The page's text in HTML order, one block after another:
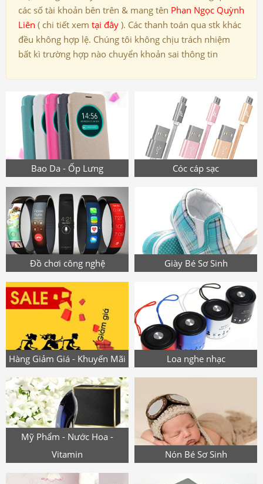
các số tài khoản bên trên & mang tên Phan Ngọc Quỳnh
Liên ( chi tiết xem tại đây ). Các thanh toán qua stk khác
đều không hợp lệ. Chúng tôi không chịu trách nhiệm
bất kì trường hợp nào chuyển khoản sai thông tin
Bao Da - Ốp Lưng Cóc cáp sạc
Đồ chơi công nghệ Giày Bé Sơ Sinh
Hàng Giảm Giá - Khuyến Mãi Loa nghe nhạc
Mỹ Phẩm - Nước Hoa -
Vitamin
Nón Bé Sơ Sinh